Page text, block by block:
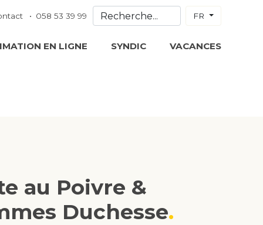
058 53 39 99 FR
EN LIGNE SYNDIC VACANCES
au Poivre &
Duchesse